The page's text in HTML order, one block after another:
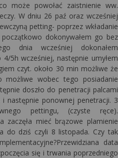
może powołać zaistnienie ww.
W dniu 26 paź oraz wcześniej
petting- poprzez wkładanie
dokonywałem go bez
dnia wcześniej dokonałem
5h wcześniej, następnie umyłem
czyt. około 30 min możliwe że
możliwe wobec tego posiadanie
doszło do penetracji palcami
następnie ponownej penetracji. 3
pettingu, (czyste ręce).
zaczęła mieć brązowe plamienie
do dziś czyli 8 listopada. Czy tak
data
się i trwania poprzedniego